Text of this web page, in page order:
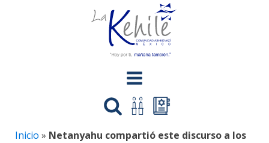
Inicio » Netanyahu compartió este discurso a los